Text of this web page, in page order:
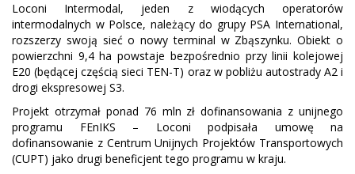
Loconi Intermodal, jeden z wiodących operatorów
intermodalnych w Polsce, należący do grupy PSA International,
rozszerzy swoją sieć o nowy terminal w Zbąszynku. Obiekt o
powierzchni 9,4 ha powstaje bezpośrednio przy linii kolejowej
E20 (będącej częścią sieci TEN-T) oraz w pobliżu autostrady A2 i
drogi ekspresowej S3.
Projekt otrzymał ponad 76 mln zł dofinansowania z unijnego
programu FEnIKS – Loconi podpisała umowę na
dofinansowanie z Centrum Unijnych Projektów Transportowych
(CUPT) jako drugi beneficjent tego programu w kraju.